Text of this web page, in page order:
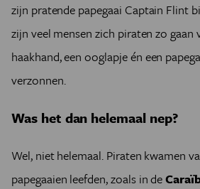
zijn pratende papegaai Captain Flint
zijn veel mensen zich piraten zo
haakhand, een ooglapje én een
verzonnen.
Was het dan helemaal nep?
Wel, niet helemaal. Piraten kwamen
papegaaien leefden, zoals in de